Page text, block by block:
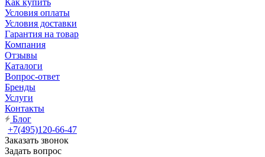
Как купить
Условия оплаты
Условия доставки
Гарантия на товар
Компания
Отзывы
Каталоги
Вопрос-ответ
Бренды
Услуги
Контакты
Блог
+7(495)120-66-47
Заказать звонок
Задать вопрос